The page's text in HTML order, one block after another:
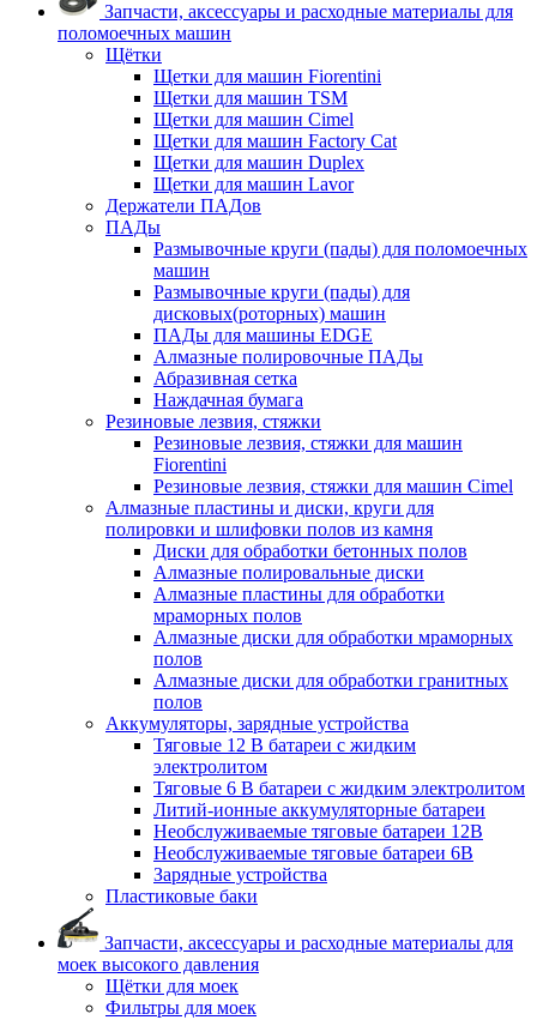
Запчасти, аксессуары и расходные материалы для
поломоечных машин
Щётки
Щетки для машин Fiorentini
Щетки для машин TSM
Щетки для машин Cimel
Щетки для машин Factory Cat
Щетки для машин Duplex
Щетки для машин Lavor
Держатели ПАДов
ПАДы
Размывочные круги (пады) для поломоечных
машин
Размывочные круги (пады) для
дисковых(роторных) машин
ПАДы для машины EDGE
Алмазные полировочные ПАДы
Абразивная сетка
Наждачная бумага
Резиновые лезвия, стяжки
Резиновые лезвия, стяжки для машин
Fiorentini
Резиновые лезвия, стяжки для машин Cimel
Алмазные пластины и диски, круги для
полировки и шлифовки полов из камня
Диски для обработки бетонных полов
Алмазные полировальные диски
Алмазные пластины для обработки
мраморных полов
Алмазные диски для обработки мраморных
полов
Алмазные диски для обработки гранитных
полов
Аккумуляторы, зарядные устройства
Тяговые 12 В батареи с жидким
электролитом
Тяговые 6 В батареи с жидким электролитом
Литий-ионные аккумуляторные батареи
Необслуживаемые тяговые батареи 12В
Необслуживаемые тяговые батареи 6В
Зарядные устройства
Пластиковые баки
Запчасти, аксессуары и расходные материалы для
моек высокого давления
Щётки для моек
Фильтры для моек